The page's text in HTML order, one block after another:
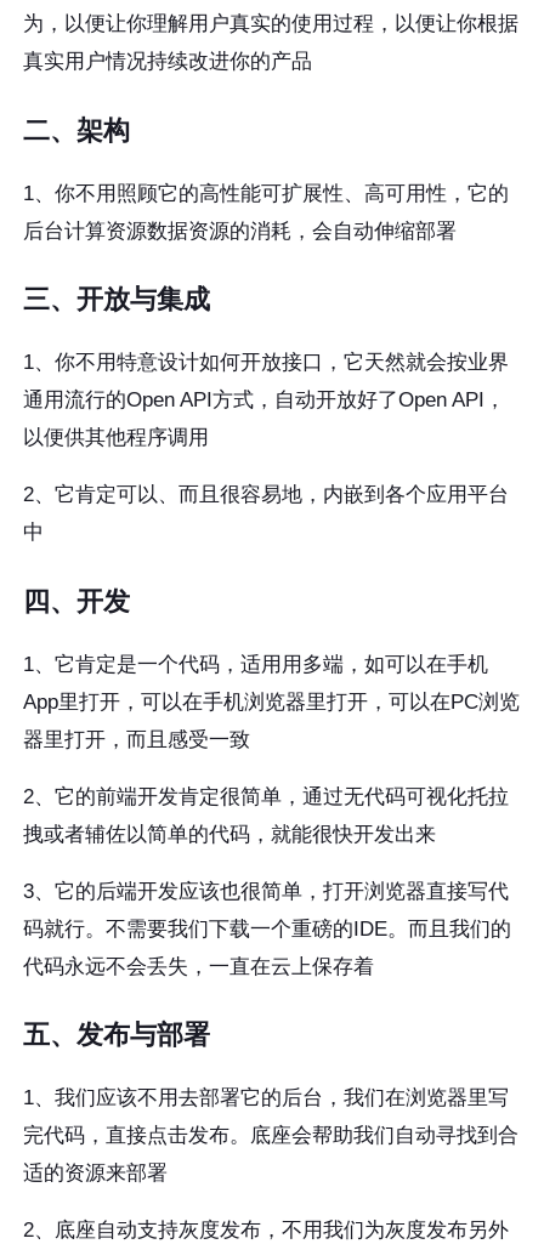
为，以便让你理解用户真实的使用过程，以便让你根据
真实用户情况持续改进你的产品
二、架构
1、你不用照顾它的高性能可扩展性、高可用性，它的
后台计算资源数据资源的消耗，会自动伸缩部署
三、开放与集成
1、你不用特意设计如何开放接口，它天然就会按业界
通用流行的Open API方式，自动开放好了Open API，
以便供其他程序调用
2、它肯定可以、而且很容易地，内嵌到各个应用平台
中
四、开发
1、它肯定是一个代码，适用用多端，如可以在手机
App里打开，可以在手机浏览器里打开，可以在PC浏览
器里打开，而且感受一致
2、它的前端开发肯定很简单，通过无代码可视化托拉
拽或者辅佐以简单的代码，就能很快开发出来
3、它的后端开发应该也很简单，打开浏览器直接写代
码就行。不需要我们下载一个重磅的IDE。而且我们的
代码永远不会丢失，一直在云上保存着
五、发布与部署
1、我们应该不用去部署它的后台，我们在浏览器里写
完代码，直接点击发布。底座会帮助我们自动寻找到合
适的资源来部署
2、底座自动支持灰度发布，不用我们为灰度发布另外